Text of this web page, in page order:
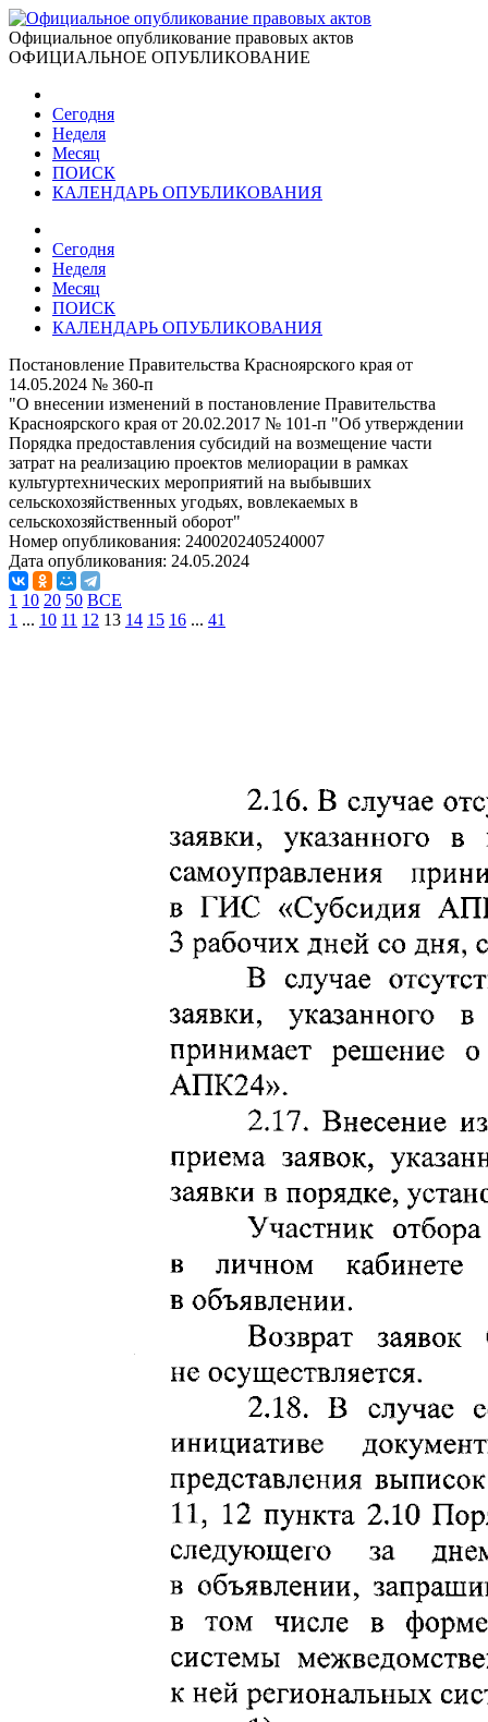
Официальное опубликование правовых актов
ОФИЦИАЛЬНОЕ ОПУБЛИКОВАНИЕ
Сегодня
Неделя
Месяц
ПОИСК
КАЛЕНДАРЬ ОПУБЛИКОВАНИЯ
Сегодня
Неделя
Месяц
ПОИСК
КАЛЕНДАРЬ ОПУБЛИКОВАНИЯ
Постановление Правительства Красноярского края от
14.05.2024 № 360-п
"О внесении изменений в постановление Правительства
Красноярского края от 20.02.2017 № 101-п "Об утверждении
Порядка предоставления субсидий на возмещение части
затрат на реализацию проектов мелиорации в рамках
культуртехнических мероприятий на выбывших
сельскохозяйственных угодьях, вовлекаемых в
сельскохозяйственный оборот"
Номер опубликования: 2400202405240007
Дата опубликования: 24.05.2024
1 10 20 50 ВСЕ
1 ... 10 11 12 13 14 15 16 ... 41